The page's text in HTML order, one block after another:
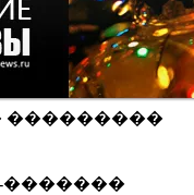
���������